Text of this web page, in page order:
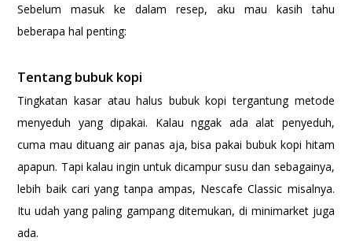
Sebelum masuk ke dalam resep, aku mau kasih tahu
beberapa hal penting:
Tentang bubuk kopi
Tingkatan kasar atau halus bubuk kopi tergantung metode
menyeduh yang dipakai. Kalau nggak ada alat penyeduh,
cuma mau dituang air panas aja, bisa pakai bubuk kopi hitam
apapun. Tapi kalau ingin untuk dicampur susu dan sebagainya,
lebih baik cari yang tanpa ampas, Nescafe Classic misalnya.
Itu udah yang paling gampang ditemukan, di minimarket juga
ada.